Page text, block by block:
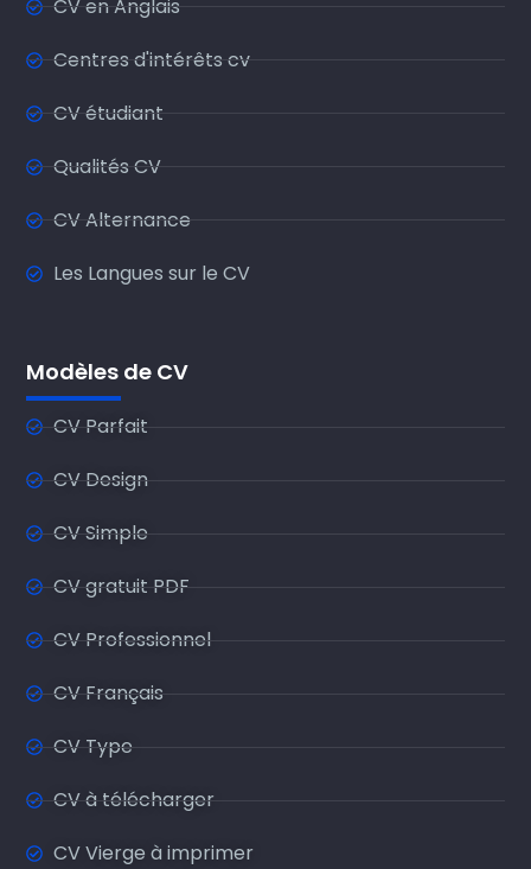
CV en Anglais
Centres d'intérêts cv
CV étudiant
Qualités CV
CV Alternance
Les Langues sur le CV
Modèles de CV
CV Parfait
CV Design
CV Simple
CV gratuit PDF
CV Professionnel
CV Français
CV Type
CV à télécharger
CV Vierge à imprimer